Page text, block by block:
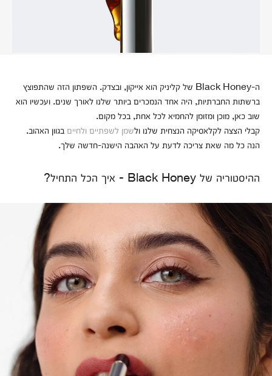
ה-Black Honey של קליניק הוא אייקון, ובצדק. השפתון הזה שהתפוצץ
ברשתות החברתיות, היה אחד הנמכרים ביותר שלנו לאורך שנים. ועכשיו הוא
שוב כאן, מוכן ומזומן להחמיא לכל אחת, בכל מקום.
קבלי הצצה לקלאסיקה הנצחית שלנו ולשמן לשפתיים ולחיים בגוון האהוב.
הנה כל מה שאת צריכה לדעת על האהבה הישנה-חדשה שלך.
ההיסטוריה של Black Honey - איך הכל התחיל?